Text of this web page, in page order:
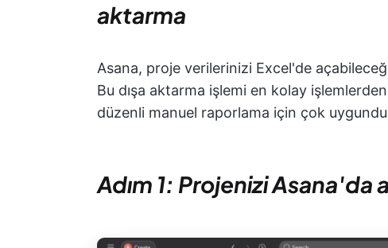
aktarma
Asana, proje verilerinizi Excel'de
Bu dışa aktarma işlemi en kolay
düzenli manuel raporlama için çok
Adım 1: Projenizi Asana'da